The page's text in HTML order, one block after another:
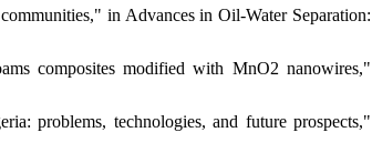
in Advances in Oil-Water Separation:
composites modified with MnO2 nanowires,"
problems, technologies, and future prospects,"